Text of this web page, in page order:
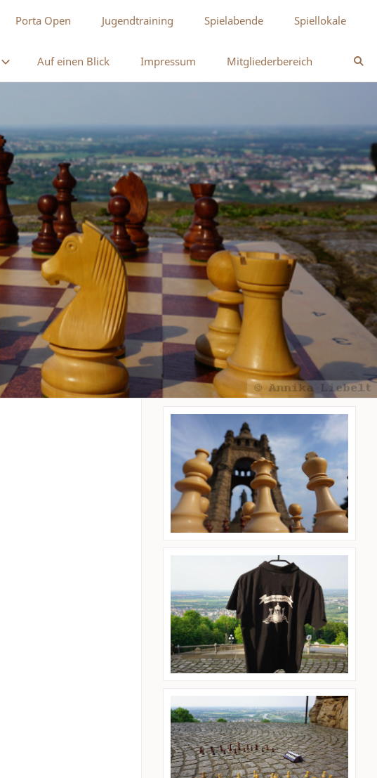
Porta Open Jugendtraining Spielabende Spiellokale
Auf einen Blick Impressum Mitgliederbereich